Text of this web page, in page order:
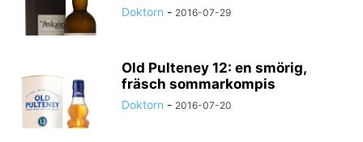
Doktorn - 2016-07-29
Old Pulteney 12: en smörig,
fräsch sommarkompis
Doktorn - 2016-07-20